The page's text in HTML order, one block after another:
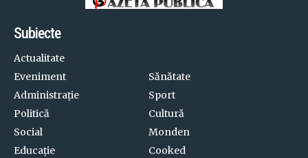
Subiecte
Actualitate
Eveniment
Administrație
Politică
Social
Educație
Sănătate
Sport
Cultură
Monden
Cooked